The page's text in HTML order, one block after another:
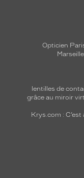
Opticien
Marseille
lentilles de
grâce au miroir
Krys.com :